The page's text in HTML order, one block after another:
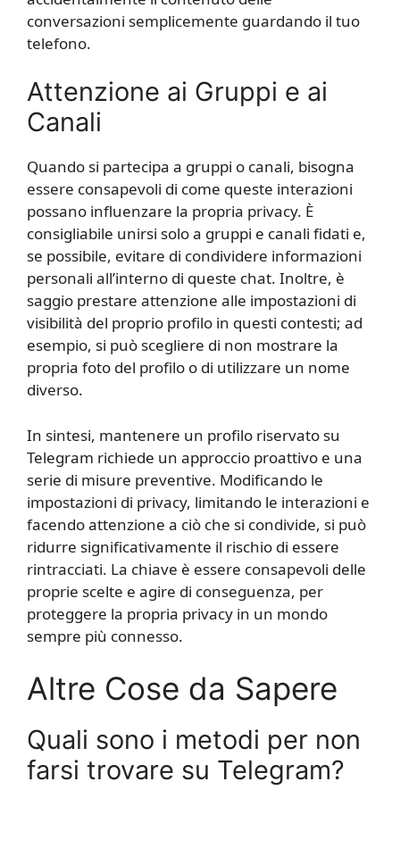
conversazioni semplicemente guardando il tuo
telefono.
Attenzione ai Gruppi e ai
Canali
Quando si partecipa a gruppi o canali, bisogna
essere consapevoli di come queste interazioni
possano influenzare la propria privacy. È
consigliabile unirsi solo a gruppi e canali fidati e,
se possibile, evitare di condividere informazioni
personali all’interno di queste chat. Inoltre, è
saggio prestare attenzione alle impostazioni di
visibilità del proprio profilo in questi contesti; ad
esempio, si può scegliere di non mostrare la
propria foto del profilo o di utilizzare un nome
diverso.
In sintesi, mantenere un profilo riservato su
Telegram richiede un approccio proattivo e una
serie di misure preventive. Modificando le
impostazioni di privacy, limitando le interazioni e
facendo attenzione a ciò che si condivide, si può
ridurre significativamente il rischio di essere
rintracciati. La chiave è essere consapevoli delle
proprie scelte e agire di conseguenza, per
proteggere la propria privacy in un mondo
sempre più connesso.
Altre Cose da Sapere
Quali sono i metodi per non
farsi trovare su Telegram?